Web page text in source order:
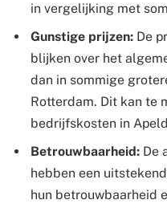
in vergelijking met
Gunstige prijzen: De
blijken over het
dan in sommige
Rotterdam. Dit kan te
bedrijfskosten in
Betrouwbaarheid: De
hebben een
hun betrouwbaarheid